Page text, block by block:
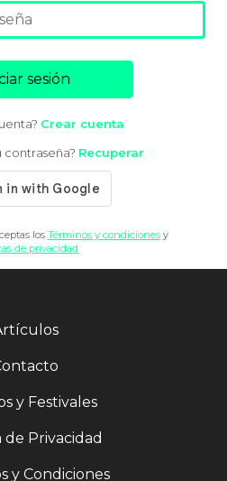
sesión
Crear cuenta
contraseña? Recuperar
los Términos y condicionesy
de privacidad
y Festivales
de Privacidad
y Condiciones